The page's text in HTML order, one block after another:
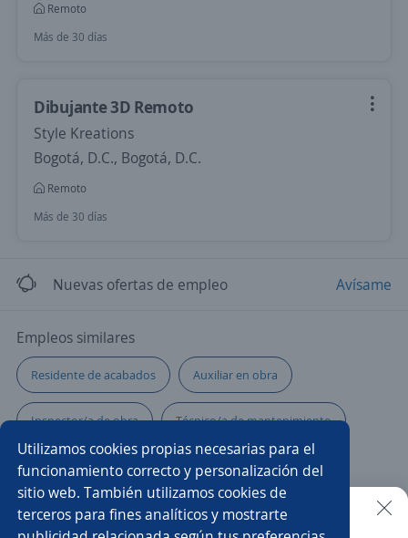
Utilizamos cookies propias necesarias para el
funcionamiento correcto y personalización del
sitio web. También utilizamos cookies de
terceros para fines analíticos y mostrarte
Remoto
Más de 30 días
Dibujante 3D Remoto
Style Kreations
Bogotá, D.C., Bogotá, D.C.
Remoto
Más de 30 días
Nuevas ofertas de empleo Avísame
Empleos similares
Residente de acabados Auxiliar en obra
Inspector/a de obra Técnico/a de mantenimiento
Construcción Operador/a de maquinaria
Operador/a Soldador/a armador Inspector/a siso